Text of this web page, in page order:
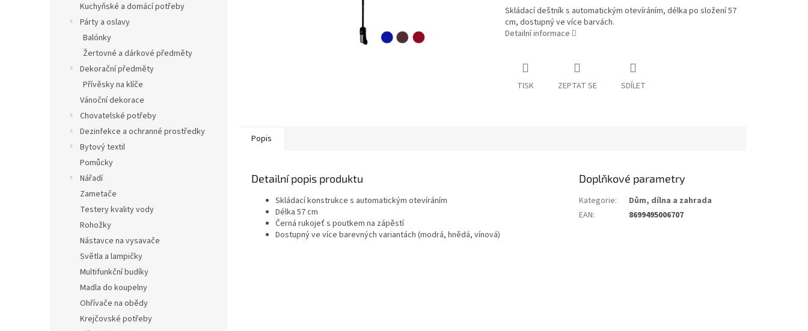
Kuchyňské a domácí potřeby
Párty a oslavy
Balónky
Žertovné a dárkové předměty
Dekorační předměty
Přívěsky na klíče
Vánoční dekorace
Chovatelské potřeby
Dezinfekce a ochranné prostředky
Bytový textil
Pomůcky
Nářadí
Zametače
Testery kvality vody
Rohožky
Nástavce na vysavače
Světla a lampičky
Multifunkční budíky
Madla do koupelny
Ohřívače na obědy
Krejčovské potřeby
Skládací deštník s automatickým otevíráním, délka po složení 57
cm, dostupný ve více barvách.
Detailní informace
TISK ZEPTAT SE SDÍLET
Popis
Detailní popis produktu
Skládací konstrukce s automatickým otevíráním
Délka 57 cm
Černá rukojeť s poutkem na zápěstí
Dostupný ve více barevných variantách (modrá, hnědá, vínová)
Doplňkové parametry
Kategorie:
Dům, dílna a zahrada
EAN: 8699495006707